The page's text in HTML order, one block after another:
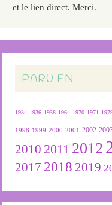
et le lien direct. Merci.
PARU EN
1934 1936 1938 1964 1970 1971
1998 1999 2000 2001 2002
2010 2011 2012
2017 2018 2019